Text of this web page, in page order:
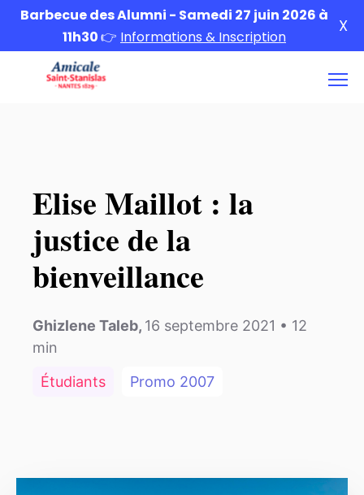
Barbecue des Alumni - Samedi 27 juin 2026 à
11h30👉 Informations & Inscription
X
Elise Maillot : la
justice de la
bienveillance
Ghizlene Taleb, 16 septembre 2021 • 12
min
Étudiants
Promo 2007